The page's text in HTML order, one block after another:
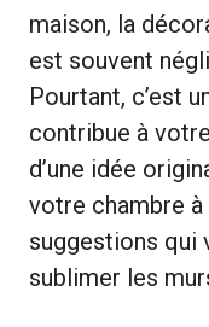
maison, la
est souvent
Pourtant, c’est
contribue à
d’une idée
votre chambre
suggestions qui
sublimer les